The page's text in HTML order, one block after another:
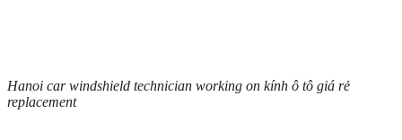
Hanoi car windshield technician working on kính ô tô giá rẻ
replacement